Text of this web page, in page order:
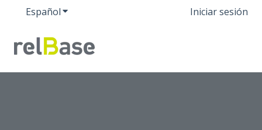
EspañolTraducciones de Mostrar submenú de
Iniciar sesión